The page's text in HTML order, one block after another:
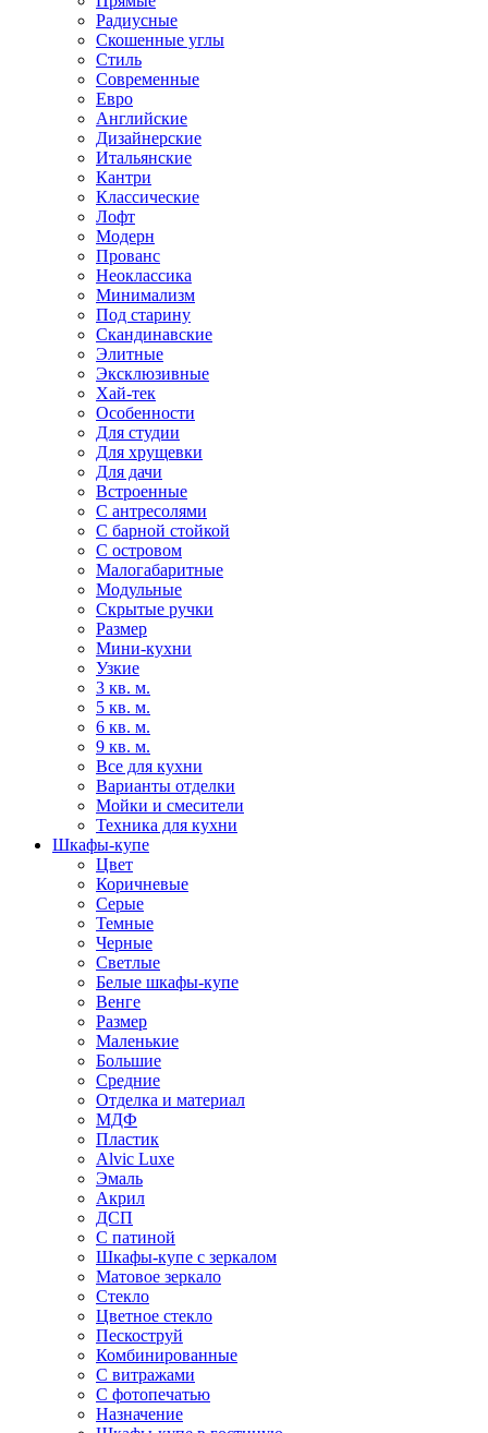
Радиусные
Скошенные углы
Стиль
Современные
Евро
Английские
Дизайнерские
Итальянские
Кантри
Классические
Лофт
Модерн
Прованс
Неоклассика
Минимализм
Под старину
Скандинавские
Элитные
Эксклюзивные
Хай-тек
Особенности
Для студии
Для хрущевки
Для дачи
Встроенные
С антресолями
С барной стойкой
С островом
Малогабаритные
Модульные
Скрытые ручки
Размер
Мини-кухни
Узкие
3 кв. м.
5 кв. м.
6 кв. м.
9 кв. м.
Все для кухни
Варианты отделки
Мойки и смесители
Техника для кухни
Шкафы-купе
Цвет
Коричневые
Серые
Темные
Черные
Светлые
Белые шкафы-купе
Венге
Размер
Маленькие
Большие
Средние
Отделка и материал
МДФ
Пластик
Alvic Luxe
Эмаль
Акрил
ДСП
С патиной
Шкафы-купе с зеркалом
Матовое зеркало
Стекло
Цветное стекло
Пескоструй
Комбинированные
С витражами
С фотопечатью
Назначение